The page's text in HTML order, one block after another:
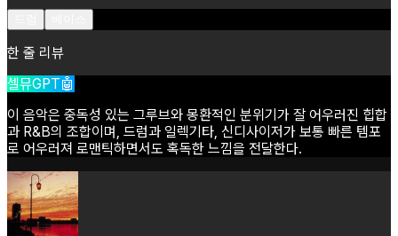
한 줄 리뷰
셀뮤GPT🤖
이 음악은 중독성 있는 그루브와 몽환적인 분위기가 잘 어우러진 힙합
과 R&B의 조합이며, 드럼과 일렉기타, 신디사이저가 보통 빠른 템포
로 어우러져 로맨틱하면서도 혹독한 느낌을 전달한다.